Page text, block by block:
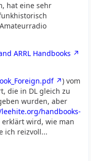
hat eine sehr
ARRL Handbooks
) vom
die in DL gleich zu
wurden, aber
handbooks-
erklärt wird, wie man
ich reizvoll...